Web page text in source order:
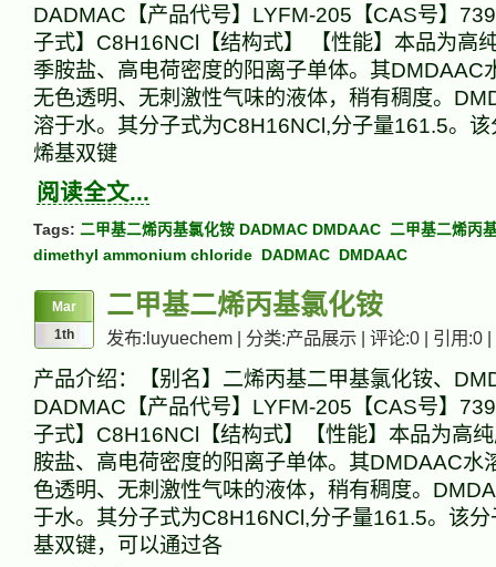
DADMAC【产品代号】LYFM-205【CAS号】
子式】C8H16NCl【结构式】 【性能】本品为高
季胺盐、高电荷密度的阳离子单体。其DMDAAC
无色透明、无刺激性气味的液体，稍有稠度。
溶于水。其分子式为C8H16NCl,分子量161.5。
烯基双键
阅读全文...
Tags: 二甲基二烯丙基氯化铵 DADMAC DMDAAC 二甲基二烯丙
dimethyl ammonium chloride
DADMAC DMDAAC
Mar
1th
二甲基二烯丙基氯化铵
发布:luyuechem | 分类:产品展示 | 评论:0 | 引用:0 |
产品介绍：【别名】二烯丙基二甲基氯化铵、
DADMAC【产品代号】LYFM-205【CAS号】
子式】C8H16NCl【结构式】【性能】本品为高
胺盐、高电荷密度的阳离子单体。其DMDAAC水
色透明、无刺激性气味的液体，稍有稠度。
于水。其分子式为C8H16NCl,分子量161.5。该
基双键，可以通过各